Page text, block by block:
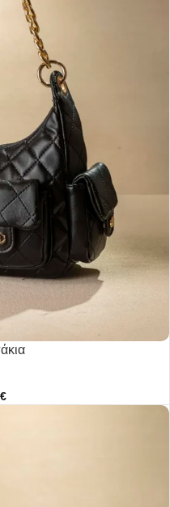
€